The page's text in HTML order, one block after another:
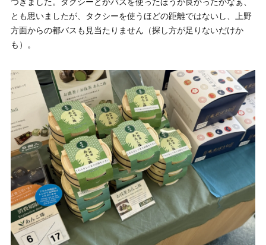
つきました。タクシーとかバスを使ったほうが良かったかなぁ、
とも思いましたが、タクシーを使うほどの距離ではないし、上野
方面からの都バスも見当たりません（探し方が足りないだけか
も）。